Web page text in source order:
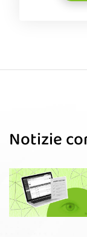
Notizie